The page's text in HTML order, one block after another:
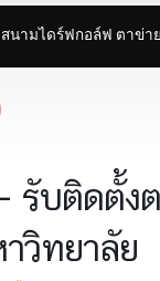
นามไดร์ฟกอล์ฟ ตาข่
รับติดตั้ง
วิทยาลัย